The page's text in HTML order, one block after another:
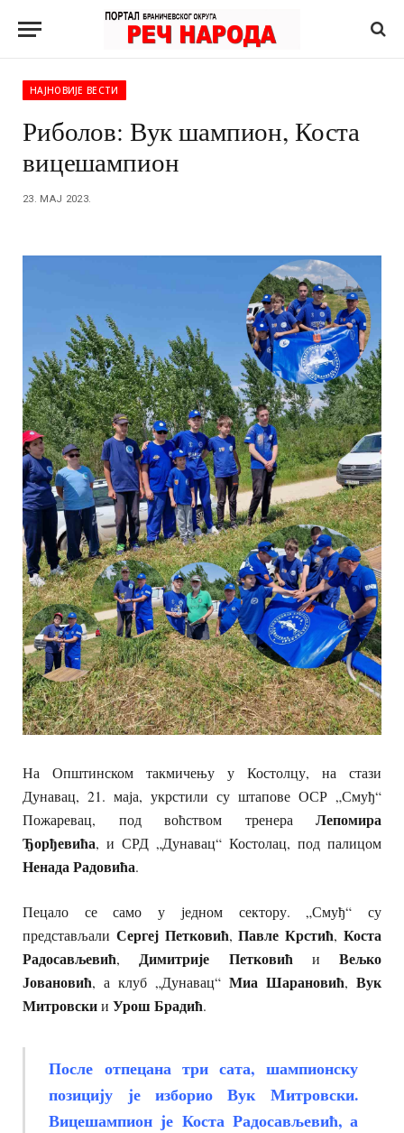
НАЈНОВИЈЕ ВЕСТИ
Риболов: Вук шампион, Коста
вицешампион
23. МАЈ 2023.
На Општинском такмичењу у Костолцу, на стази
Дунавац, 21. маја, укрстили су штапове ОСР „Смуђ“
Пожаревац, под воћством тренера Лепомира
Ђорђевића, и СРД „Дунавац“ Костолац, под палицом
Ненада Радовића.
Пецало се само у једном сектору. „Смуђ“ су
представљали Сергеј Петковић,Павле Крстић,Коста
Радосављевић,Димитрије Петковићи Вељко
Јовановић, а клуб „Дунавац“ Миа Шарановић, Вук
Митровскии Урош Брадић.
После отпецана три сата, шампионску
позицију је изборио Вук Митровски.
Вицешампион је Коста Радосављевић, а